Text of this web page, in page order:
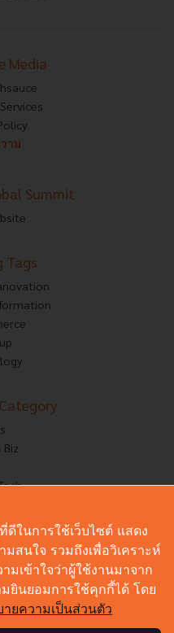
Media
าม
Summit
Tags
Biz
ดีในการใช้เว็บไซต์ แสดง
สนใจ รวมถึงเพื่อวิเคราะห์
มเข้าใจว่าผู้ใช้งานมาจาก
ยินยอมการใช้คุกกี้ได้ โดย
ายความเป็นส่วนตัว